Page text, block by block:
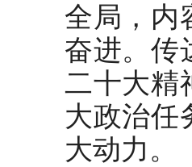
全局，内
奋进。传
二十大精
大政治任
大动力。